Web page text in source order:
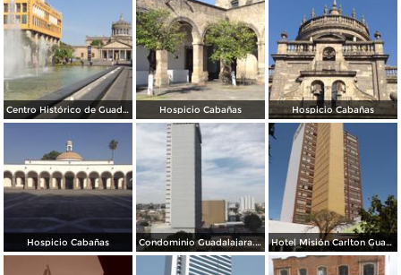
Centro Histórico de Guadalajara Hospicio Cabañas Hospicio Cabañas
Hospicio Cabañas Condominio Guadalajara. Marzo/2016 Hotel Misión Carlton Guadalajara. Marzo/2016